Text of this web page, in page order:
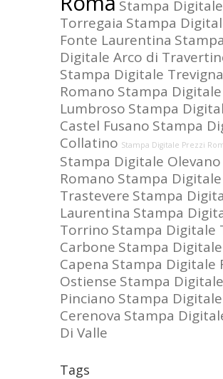
Stampa Digitale
Torregaia Stampa
Fonte Laurentina Stampa
Digitale Arco di
Stampa Digitale
Romano Stampa Digitale
Lumbroso Stampa
Castel Fusano Stampa
Collatino Stampa Digitale Prezzi
Stampa Digitale Olevano
Romano Stampa
Trastevere Stampa
Laurentina Stampa
Torrino Stampa Digitale
Carbone Stampa Digitale
Capena Stampa Digitale
Ostiense Stampa Digitale
Pinciano Stampa Digitale
Cerenova Stampa
Di Valle
Tags